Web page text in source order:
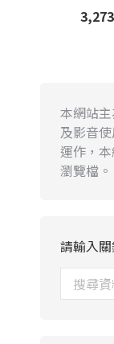
3,273
本網站
及影音
運作，
瀏覽檔。
請輸入